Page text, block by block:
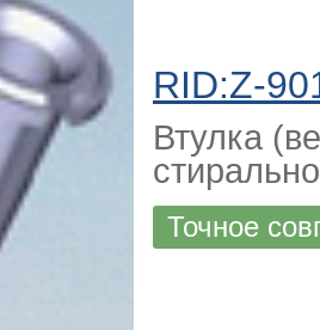
RID:Z-
Втулка
Точное